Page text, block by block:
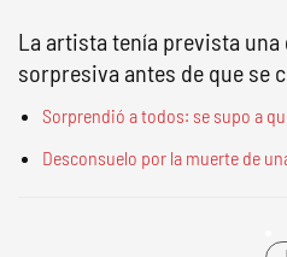
La artista tenía prevista
sorpresiva antes de que se
Sorprendió a todos: se supo a
Desconsuelo por la muerte de